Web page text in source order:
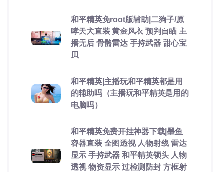
和平精英免root版辅助|二狗子/原
哮天犬直装 黄金风衣 预判自瞄 主
播无后 骨骼雷达 手持武器 甜心宝
贝
和平精英|主播玩和平精英都是用
的辅助吗（主播玩和平精英是用的
电脑吗）
和平精英免费开挂神器下载|墨鱼
容器直装 全图透视 人物射线 雷达
显示 手持武器 和平精英锁头 人物
透视 物资显示 过检测防封 方框射